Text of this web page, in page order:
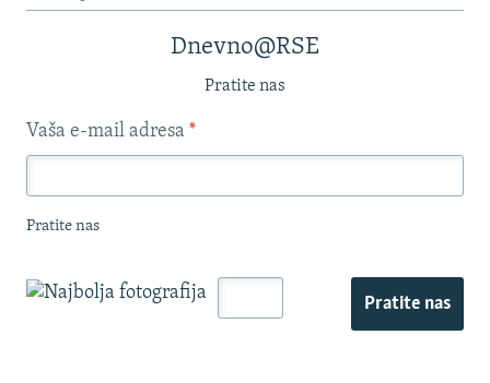
Dnevno@RSE
Pratite nas
Vaša e-mail adresa *
Pratite nas
Pratite nas